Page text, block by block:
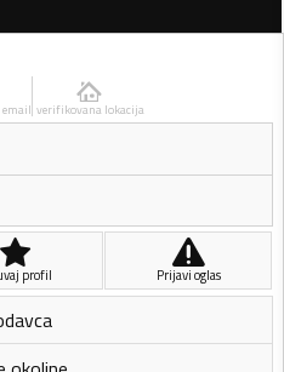
verifikovana lokacija
profil Prijavi oglas